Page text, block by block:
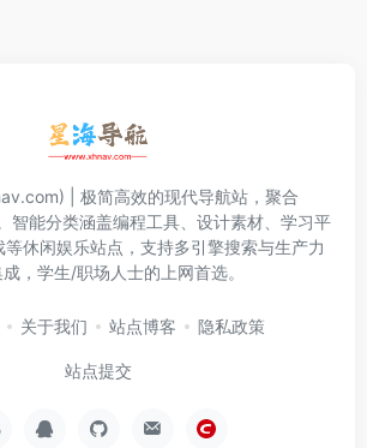
| 极简高效的现代导航站，聚合
智能分类涵盖编程工具、设计素材、学习平
休闲娱乐站点，支持多引擎搜索与生产力
，学生/职场人士的上网首选。
关于我们 站点博客 隐私政策
站点提交